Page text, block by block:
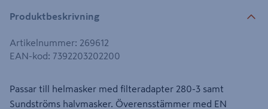
Produktbeskrivning
Artikelnummer: 269612
EAN-kod: 7392203202200
Passar till helmasker med filteradapter 280-3 samt
Sundströms halvmasker. Överensstämmer med EN